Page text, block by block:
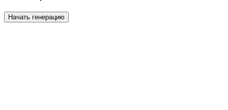
Начать генерацию